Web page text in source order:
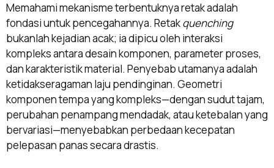
Memahami mekanisme terbentuknya retak adalah
fondasi untuk pencegahannya. Retakquenching
bukanlah kejadian acak; ia dipicu oleh interaksi
kompleks antara desain komponen, parameter proses,
dan karakteristik material. Penyebab utamanya adalah
ketidakseragaman laju pendinginan. Geometri
komponen tempa yang kompleks—dengan sudut tajam,
perubahan penampang mendadak, atau ketebalan yang
bervariasi—menyebabkan perbedaan kecepatan
pelepasan panas secara drastis.